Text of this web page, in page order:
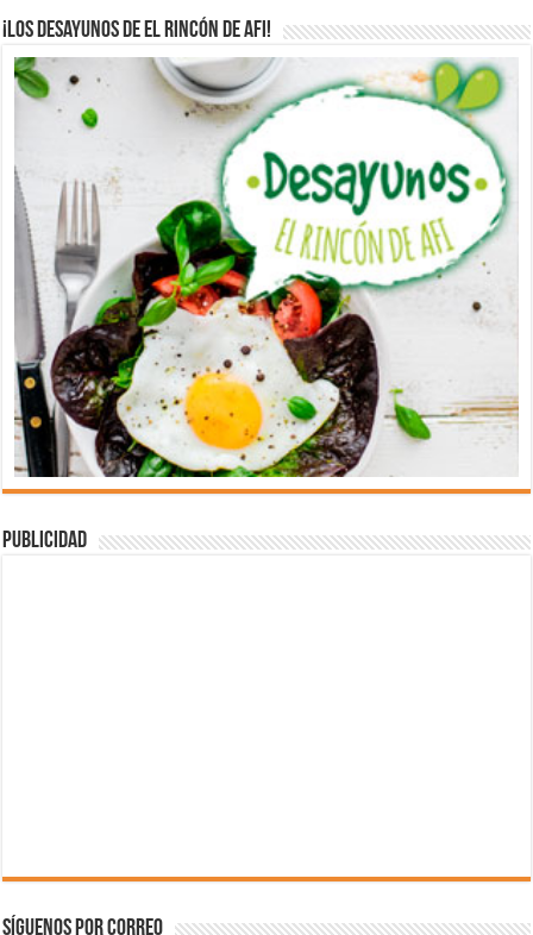
¡Los desayunos de El Rincón de Afi!
Publicidad
Síguenos por correo